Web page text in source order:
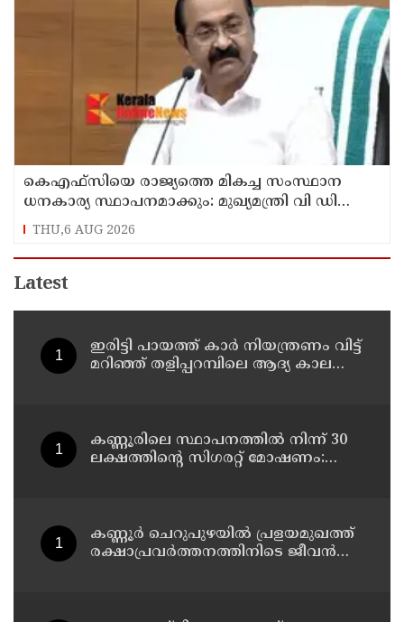
കെഎഫ്‌സിയെ രാജ്യത്തെ മികച്ച സംസ്ഥാന
ധനകാര്യ സ്ഥാപനമാക്കും: മുഖ്യമന്ത്രി വി ഡി
സതീശൻ
THU,6 AUG 2026
Latest
ഇരിട്ടി പായത്ത് കാർ നിയന്ത്രണം വിട്ട്
മറിഞ്ഞ് തളിപ്പറമ്പിലെ ആദ്യ കാല
കണ്ണൂരിലെ സ്ഥാപനത്തിൽ നിന്ന് 30
ലക്ഷത്തിന്റെ സിഗരറ്റ് മോഷണം:
കണ്ണൂർ ചെറുപുഴയിൽ പ്രളയമുഖത്ത്
രക്ഷാപ്രവർത്തനത്തിനിടെ ജീവൻ